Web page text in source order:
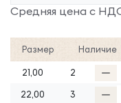
Средняя цена с
Размер Наличие
21,00 2
22,00
3